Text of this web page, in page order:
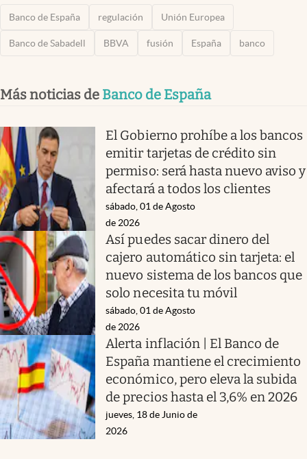
Banco de España regulación Unión Europea
Banco de Sabadell BBVA fusión España banco
Más noticias de Banco de España
El Gobierno prohíbe a los bancos
emitir tarjetas de crédito sin
permiso: será hasta nuevo aviso y
afectará a todos los clientes
sábado, 01 de Agosto
de 2026
Así puedes sacar dinero del
cajero automático sin tarjeta: el
nuevo sistema de los bancos que
solo necesita tu móvil
sábado, 01 de Agosto
de 2026
Alerta inflación | El Banco de
España mantiene el crecimiento
económico, pero eleva la subida
de precios hasta el 3,6% en 2026
jueves, 18 de Junio de
2026